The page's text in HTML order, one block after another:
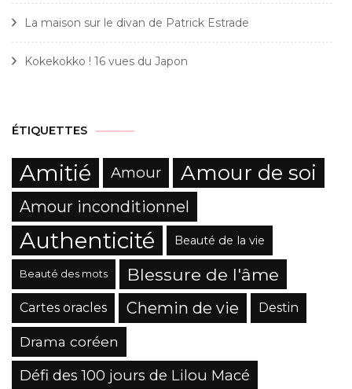
La maison sur le divan de Patrick Estrade
Kokekokko ! 16 vues du Japon
ÉTIQUETTES
Amitié Amour Amour de soi
Amour inconditionnel
Authenticité Beauté de la vie
Beauté des mots Blessure de l'âme
Cartes oracles Chemin de vie Destin
Drama coréen
Défi des 100 jours de Lilou Macé